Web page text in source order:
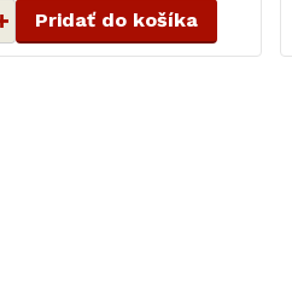
Pridať do košíka